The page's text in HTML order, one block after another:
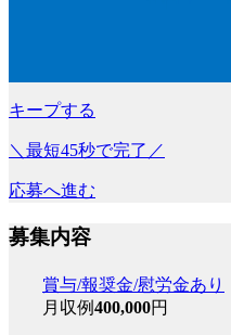
キープする
＼最短45秒で完了／
応募へ進む
募集内容
賞与/報奨金/慰労金あり
月収例400,000円